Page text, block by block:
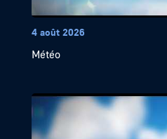
4 août 2026
Météo